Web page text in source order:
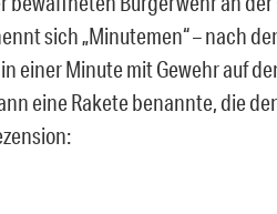
sich „Minutemen“ – nach
einer Minute mit Gewehr auf
eine Rakete benannte, die